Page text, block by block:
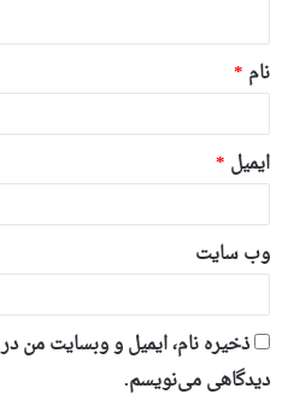
*
نام *
ایمیل *
وب‌ سایت
ذخیره نام، ایمیل و وبسایت من
دیدگاهی می‌نویسم.